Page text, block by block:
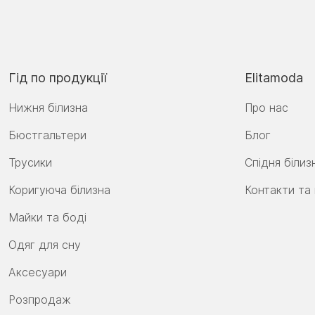
Гід по продукції
Нижня білизна
Бюстгальтери
Трусики
Коригуюча білизна
Майки та боді
Одяг для сну
Аксесуари
Розпродаж
Elitamoda
Про нас
Блог
Спідня
Контакти та